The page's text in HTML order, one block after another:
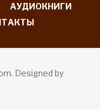
АУДИОКНИГИ
Designed by